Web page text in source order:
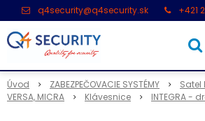
q4security@q4security.sk +421
Úvod ZABEZPEČOVACIE SYSTÉMY
Satel
VERSA, MICRA
Klávesnice INTEGRA -